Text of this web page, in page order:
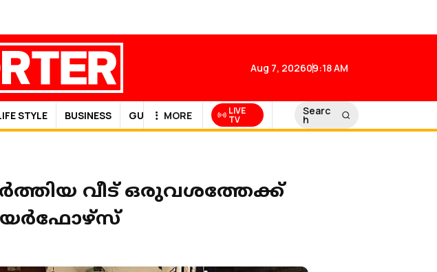
Aug 7, 202609:18 AM
STYLE BUSINESS GULF NEWS
MORE LIVE
TV
Searc
h
വീട് ഒരുവശത്തേക്ക്